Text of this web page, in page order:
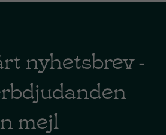
nyhetsbrev -
mejl